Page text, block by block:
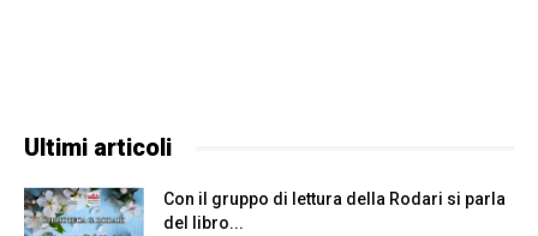
Ultimi articoli
Con il gruppo di lettura della Rodari si parla
del libro...